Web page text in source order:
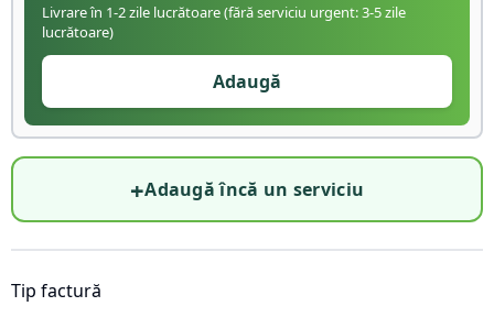
Livrare în 1-2 zile lucrătoare (fără serviciu urgent: 3-5 zile
lucrătoare)
Adaugă
+Adaugă încă un serviciu
Tip factură